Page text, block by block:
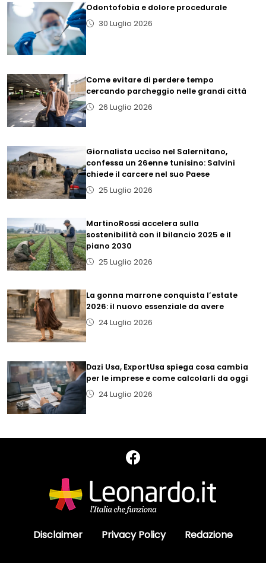
Odontofobia e dolore procedurale
30 Luglio 2026
Come evitare di perdere tempo
cercando parcheggio nelle grandi città
26 Luglio 2026
Giornalista ucciso nel Salernitano,
confessa un 26enne tunisino: Salvini
chiede il carcere nel suo Paese
25 Luglio 2026
MartinoRossi accelera sulla
sostenibilità con il bilancio 2025 e il
piano 2030
25 Luglio 2026
La gonna marrone conquista l’estate
2026: il nuovo essenziale da avere
24 Luglio 2026
Dazi Usa, ExportUsa spiega cosa cambia
per le imprese e come calcolarli da oggi
24 Luglio 2026
Disclaimer Privacy Policy Redazione